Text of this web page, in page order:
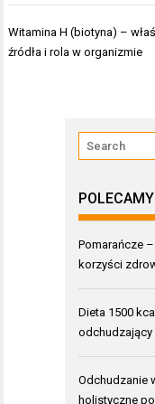
Nawigacja
wpisu
Witamina H (biotyna) –
źródła i rola w organizmie
Pomarańcze
korzyści
Dieta 1500
odchudzający
Odchudzanie
holistyczne